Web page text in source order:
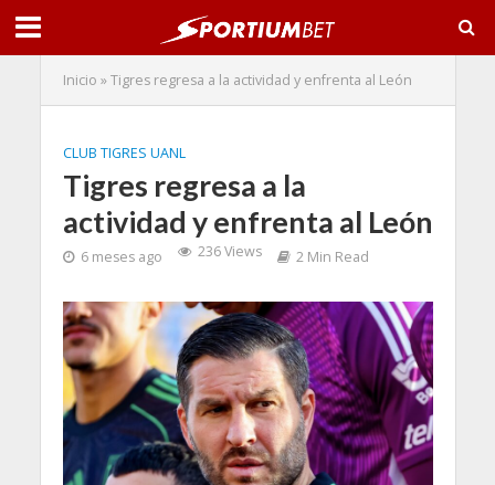
Inicio »Tigres regresa a la actividad y enfrenta al León
CLUB TIGRES UANL
Tigres regresa a la
actividad y enfrenta al León
6 meses ago 236 Views 2 Min Read